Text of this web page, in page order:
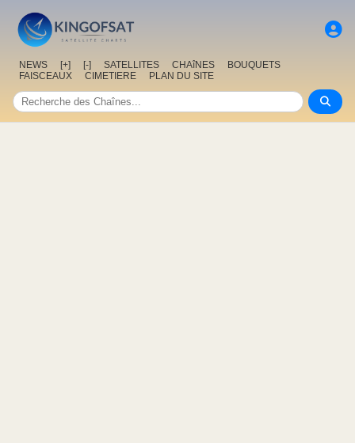
NEWS [+] [-] SATELLITES CHAîNES
BOUQUETS
FAISCEAUX
CIMETIERE PLAN DU SITE